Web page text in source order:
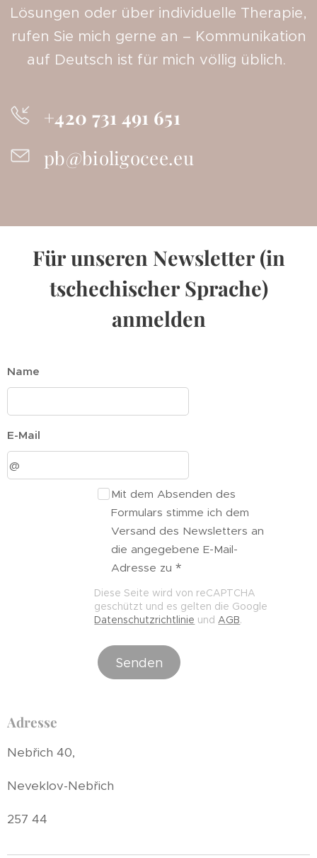
Lösungen oder über individuelle Therapie,
rufen Sie mich gerne an – Kommunikation
auf Deutsch ist für mich völlig üblich.
+420 731 491 651
pb@bioligocee.eu
Für unseren Newsletter(in
tschechischer Sprache)
anmelden
Name
E-Mail
Mit dem Absenden des
Formulars stimme ich dem
Versand des Newsletters an
die angegebene E-Mail-
Adresse zu
Diese Seite wird von reCAPTCHA
geschützt und es gelten die Google
Datenschutzrichtlinie undAGB.
Senden
Adresse
Nebřich 40,
Neveklov-Nebřich
257 44